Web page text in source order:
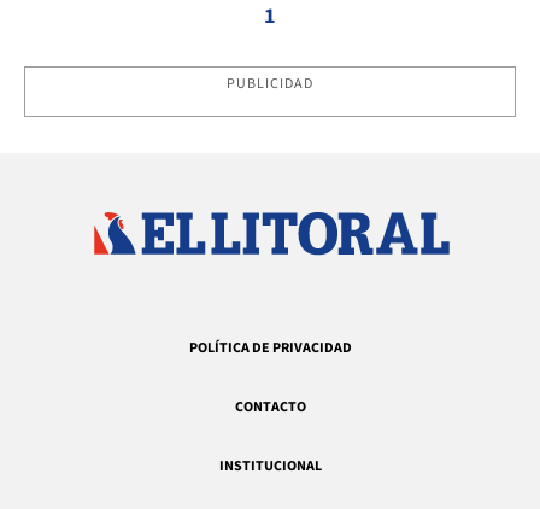
1
PUBLICIDAD
POLÍTICA DE PRIVACIDAD
CONTACTO
INSTITUCIONAL